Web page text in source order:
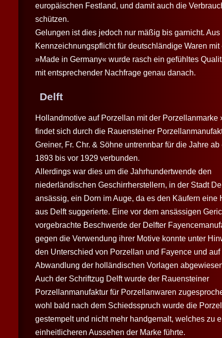
europäischen Festland, und damit auch die
schützen.
Gelungen ist dies jedoch nur mäßig bis garnicht. Aus
Kennzeichnungspflicht für deutschländige Waren mit
»Made in Germany« wurde rasch ein gefühltes
mit entsprechender Nachfrage genau danach.
Delft
Hollandmotive auf Porzellan mit der Porzellanmarke
findet sich durch die Rauensteiner
Greiner, Fr. Chr. & Söhne untrennbar für die Jahre ab
1893 bis vor 1929 verbunden.
Allerdings war dies um die Jahrhundertwende den
niederländischen Geschirrherstellern, in der Stadt
ansässig, ein Dorn im Auge, da es den Käufern eine
aus Delft suggerierte. Eine vor dem ansässigen
vorgebrachte Beschwerde der Delfter
gegen die Verwendung ihrer Motive konnte unter
den Unterschied von Porzellan und Fayence und
Abwandlung der holländischen Vorlagen
Auch der Schriftzug Delft wurde der Rauensteiner
Porzellanmanufaktur für Porzellanwaren
wohl bald nach dem Schiedsspruch wurde die
gestempelt und nicht mehr handgemalt, welches zu
einheitlicheren Aussehen der Marke führte.